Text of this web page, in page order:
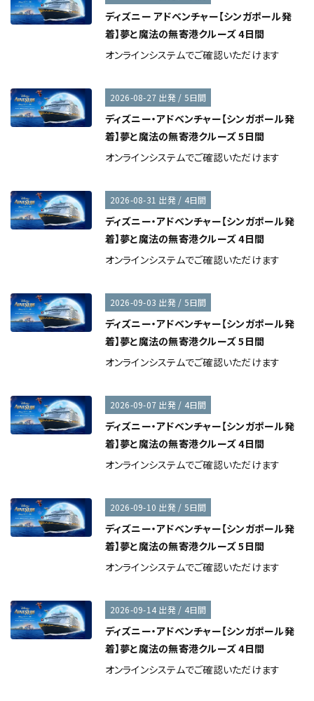
ディズニー アドベンチャー【シンガポール発
着】夢と魔法の無寄港クルーズ 4日間
オンラインシステムでご確認いただけます
2026-08-27 出発 / 5日間
ディズニー・アドベンチャー【シンガポール発
着】夢と魔法の無寄港クルーズ 5日間
オンラインシステムでご確認いただけます
2026-08-31 出発 / 4日間
ディズニー・アドベンチャー【シンガポール発
着】夢と魔法の無寄港クルーズ 4日間
オンラインシステムでご確認いただけます
2026-09-03 出発 / 5日間
ディズニー・アドベンチャー【シンガポール発
着】夢と魔法の無寄港クルーズ 5日間
オンラインシステムでご確認いただけます
2026-09-07 出発 / 4日間
ディズニー・アドベンチャー【シンガポール発
着】夢と魔法の無寄港クルーズ 4日間
オンラインシステムでご確認いただけます
2026-09-10 出発 / 5日間
ディズニー・アドベンチャー【シンガポール発
着】夢と魔法の無寄港クルーズ 5日間
オンラインシステムでご確認いただけます
2026-09-14 出発 / 4日間
ディズニー・アドベンチャー【シンガポール発
着】夢と魔法の無寄港クルーズ 4日間
オンラインシステムでご確認いただけます